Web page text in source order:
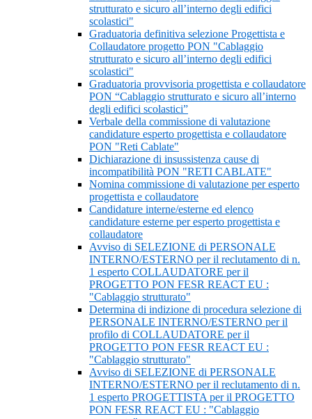
strutturato e sicuro all’interno degli edifici
scolastici"
Graduatoria definitiva selezione Progettista e
Collaudatore progetto PON "Cablaggio
strutturato e sicuro all’interno degli edifici
scolastici"
Graduatoria provvisoria progettista e collaudatore
PON “Cablaggio strutturato e sicuro all’interno
degli edifici scolastici”
Verbale della commissione di valutazione
candidature esperto progettista e collaudatore
PON "Reti Cablate"
Dichiarazione di insussistenza cause di
incompatibilità PON "RETI CABLATE"
Nomina commissione di valutazione per esperto
progettista e collaudatore
Candidature interne/esterne ed elenco
candidature esterne per esperto progettista e
collaudatore
Avviso di SELEZIONE di PERSONALE
INTERNO/ESTERNO per il reclutamento di n.
1 esperto COLLAUDATORE per il
PROGETTO PON FESR REACT EU :
"Cablaggio strutturato"
Determina di indizione di procedura selezione di
PERSONALE INTERNO/ESTERNO per il
profilo di COLLAUDATORE per il
PROGETTO PON FESR REACT EU :
"Cablaggio strutturato"
Avviso di SELEZIONE di PERSONALE
INTERNO/ESTERNO per il reclutamento di n.
1 esperto PROGETTISTA per il PROGETTO
PON FESR REACT EU : "Cablaggio